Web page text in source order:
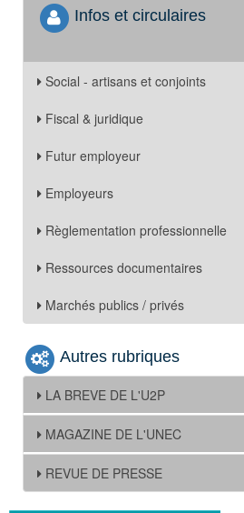
Infos et circulaires
Social - artisans et conjoints
Fiscal & juridique
Futur employeur
Employeurs
Règlementation professionnelle
Ressources documentaires
Marchés publics / privés
Autres rubriques
LA BREVE DE L'U2P
MAGAZINE DE L'UNEC
REVUE DE PRESSE